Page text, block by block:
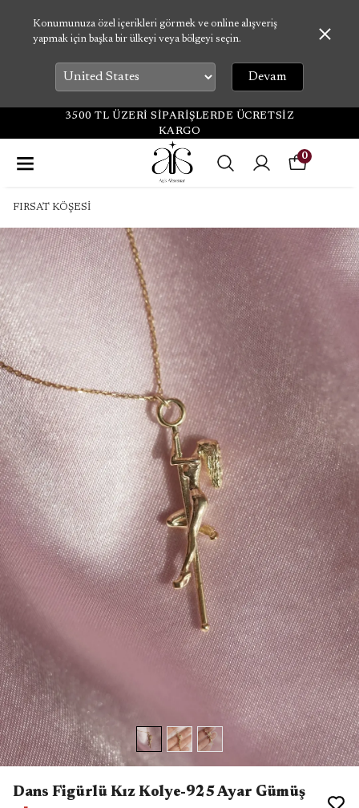
Konumunuza özel içerikleri görmek ve online alışveriş
yapmak için başka bir ülkeyi veya bölgeyi seçin.
Devam
3500 TL ÜZERİ SİPARİŞLERDE ÜCRETSİZ
KARGO
0
FIRSAT KÖŞESİ
Dans Figürlü Kız Kolye-925 Ayar Gümüş